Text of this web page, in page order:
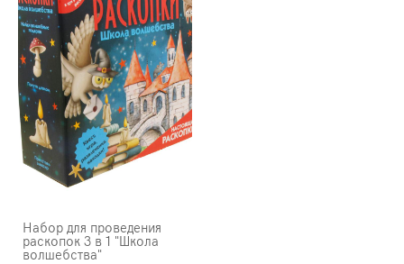
Набор для проведения
раскопок 3 в 1 "Школа
волшебства"